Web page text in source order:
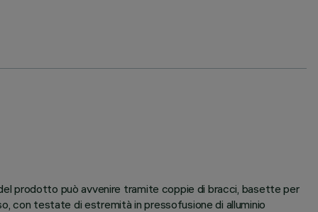
prodotto può avvenire tramite coppie di bracci, basette per
con testate di estremità in pressofusione di alluminio